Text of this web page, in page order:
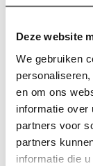
Deze website
We gebruiken
en om ons
informatie over
partners voor
partners
informatie die
Waarom
2025
Wat is